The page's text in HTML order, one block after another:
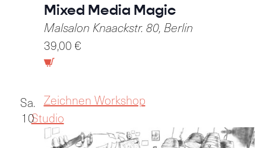
Mixed Media Magic
Malsalon Knaackstr. 80, Berlin
39,00 €
Sa.
10
Zeichnen Workshop
Studio